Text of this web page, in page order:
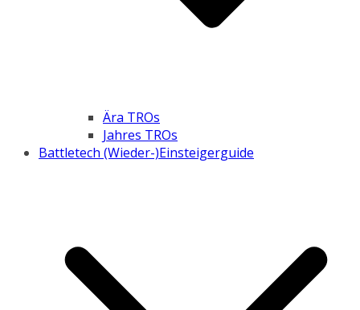
Ära TROs
Jahres TROs
Battletech (Wieder-)Einsteigerguide